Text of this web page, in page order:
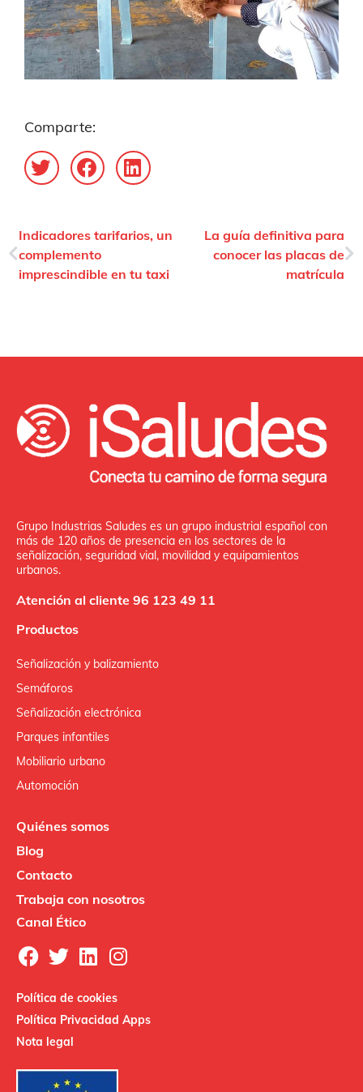
Comparte:
Indicadores tarifarios, un
complemento
imprescindible en tu taxi
La guía definitiva para
conocer las placas de
matrícula
Grupo Industrias Saludes es un grupo industrial español con
más de 120 años de presencia en los sectores de la
señalización, seguridad vial, movilidad y equipamientos
urbanos.
Atención al cliente 96 123 49 11
Productos
Señalización y balizamiento
Semáforos
Señalización electrónica
Parques infantiles
Mobiliario urbano
Automoción
Quiénes somos
Blog
Contacto
Trabaja con nosotros
Canal Ético
Política de cookies
Política Privacidad Apps
Nota legal